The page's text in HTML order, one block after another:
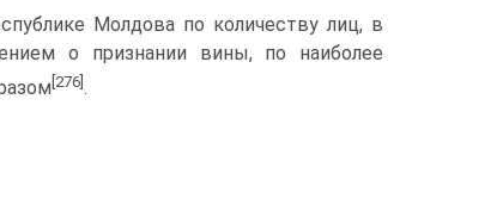
Молдова по количеству лиц, в
о признании вины, по наиболее
[276] .